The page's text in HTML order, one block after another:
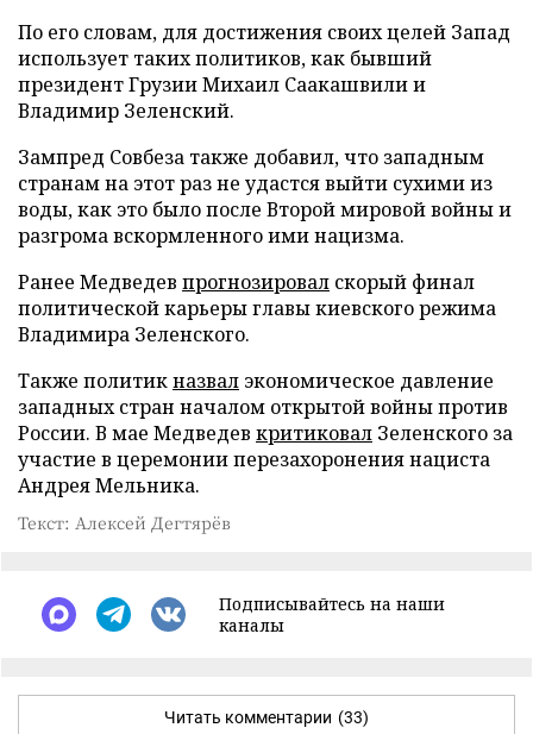
По его словам, для достижения своих целей Запад
использует таких политиков, как бывший
президент Грузии Михаил Саакашвили и
Владимир Зеленский.
Зампред Совбеза также добавил, что западным
странам на этот раз не удастся выйти сухими из
воды, как это было после Второй мировой войны и
разгрома вскормленного ими нацизма.
Ранее Медведев прогнозировал скорый финал
политической карьеры главы киевского режима
Владимира Зеленского.
Также политикназвал экономическое давление
западных стран началом открытой войны против
России. В мае Медведев критиковал Зеленского за
участие в церемонии перезахоронения нациста
Андрея Мельника.
Текст: Алексей Дегтярёв
Подписывайтесь на наши
каналы
Читать комментарии (33)